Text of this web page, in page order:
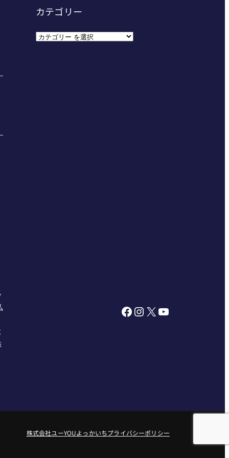
カテゴリー
カ
Facebook InstagramX YouTube
株式会社ユーYOUよっかいちプライバシーポリシー